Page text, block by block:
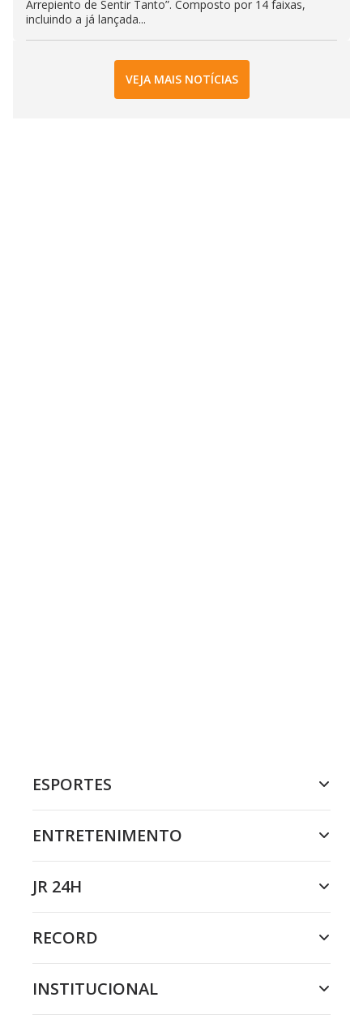
Arrepiento de Sentir Tanto”. Composto por 14 faixas,
incluindo a já lançada...
VEJA MAIS NOTÍCIAS
ESPORTES
ENTRETENIMENTO
JR 24H
RECORD
INSTITUCIONAL